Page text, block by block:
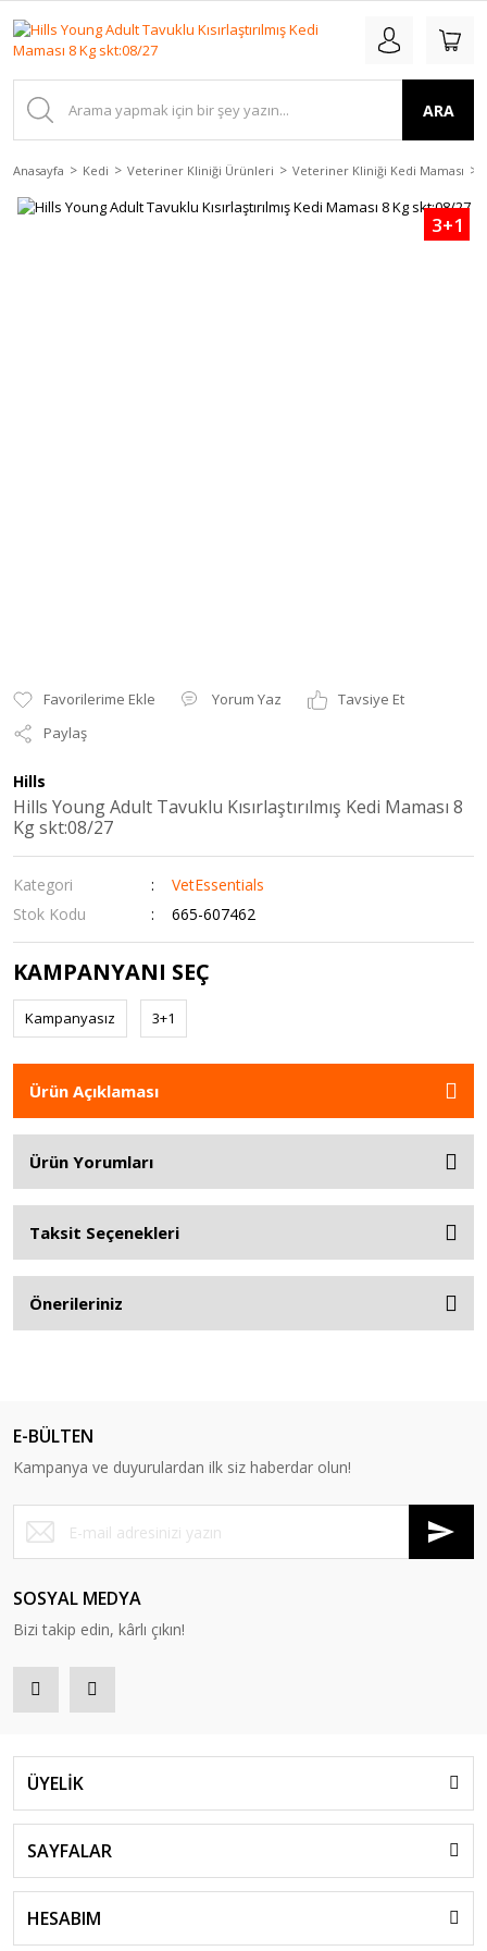
ARA
Anasayfa Kedi Veteriner Kliniği Ürünleri Veteriner Kliniği Kedi Maması
3+1
Yorum Yaz
Tavsiye Et
Paylaş
Hills
Hills Young Adult Tavuklu Kısırlaştırılmış Kedi Maması 8
Kg skt:08/27
Kategori
VetEssentials
Stok Kodu
665-607462
KAMPANYANI SEÇ
Kampanyasız 3+1
Ürün Açıklaması
Ürün Yorumları
Taksit Seçenekleri
Önerileriniz
E-BÜLTEN
Kampanya ve duyurulardan ilk siz haberdar olun!
SOSYAL MEDYA
Bizi takip edin, kârlı çıkın!
ÜYELİK
SAYFALAR
HESABIM